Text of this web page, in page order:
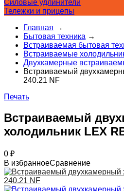
Силовые удлинители
Тележки и прицепы
Главная →
Бытовая техника →
Встраиваемая бытовая
Встраиваемые
Двухкамерные
Встраиваемый
240.21 NF
Печать
Встраиваемый
холодильник LEX
0 ₽
В избранноеСравнение